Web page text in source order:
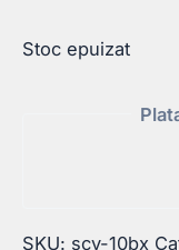
Stoc epuizat
SKU: scy-10bx